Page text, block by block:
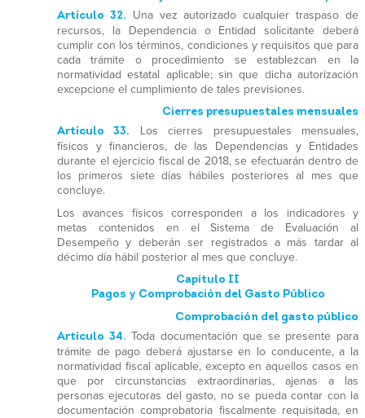
Artículo 32. Una vez autorizado cualquier traspaso de
recursos, la Dependencia o Entidad solicitante deberá
cumplir con los términos, condiciones y requisitos que para
cada trámite o procedimiento se establezcan en la
normatividad estatal aplicable; sin que dicha autorización
excepcione el cumplimiento de tales previsiones.
Cierres presupuestales mensuales
Artículo 33.
Los cierres presupuestales mensuales,
físicos y financieros, de las Dependencias y Entidades
durante el ejercicio fiscal de 2018, se efectuarán dentro de
los primeros siete días hábiles posteriores al mes que
concluye.
Los avances físicos corresponden a los indicadores y
metas contenidos en el Sistema de Evaluación al
Desempeño y deberán ser registrados a más tardar al
décimo día hábil posterior al mes que concluye.
Capítulo II
Pagos y Comprobación del Gasto Público
Comprobación del gasto público
Artículo 34. Toda documentación que se presente para
trámite de pago deberá ajustarse en lo conducente, a la
normatividad fiscal aplicable, excepto en aquellos casos en
que por circunstancias extraordinarias, ajenas a las
personas ejecutoras del gasto, no se pueda contar con la
documentación comprobatoria fiscalmente requisitada, en